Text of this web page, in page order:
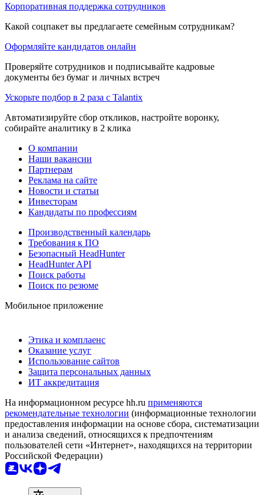
Корпоративная поддержка сотрудников
Какой соцпакет вы предлагаете семейным сотрудникам?
Оформляйте кандидатов онлайн
Проверяйте сотрудников и подписывайте кадровые
документы без бумаг и личных встреч
Ускорьте подбор в 2 раза с Talantix
Автоматизируйте сбор откликов, настройте воронку,
собирайте аналитику в 2 клика
О компании
Наши вакансии
Партнерам
Реклама на сайте
Новости и статьи
Инвесторам
Кандидаты по профессиям
Производственный календарь
Требования к ПО
Безопасный HeadHunter
HeadHunter API
Поиск работы
Поиск по резюме
Мобильное приложение
Этика и комплаенс
Оказание услуг
Использование сайтов
Защита персональных данных
ИТ аккредитация
На информационном ресурсе hh.ru применяются
рекомендательные технологии (информационные технологии
предоставления информации на основе сбора, систематизации
и анализа сведений, относящихся к предпочтениям
пользователей сети «Интернет», находящихся на территории
Российской Федерации)